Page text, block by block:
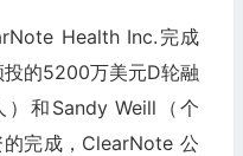
Health Inc.完成
的5200万美元D轮融
和Sandy Weill（个
完成，ClearNote 公